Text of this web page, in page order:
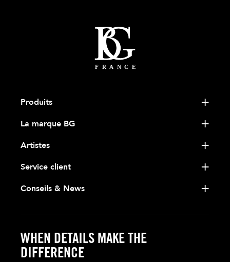
Produits
La marque BG
Artistes
Service client
Conseils & News
WHEN DETAILS MAKE THE
DIFFERENCE